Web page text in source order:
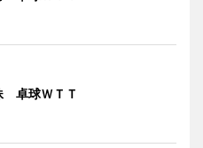
卓球ＷＴＴ